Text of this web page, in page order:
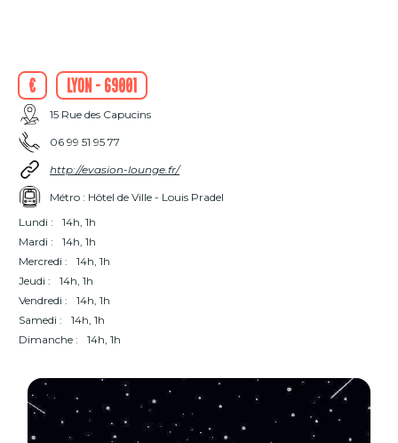
€ Lyon - 69001
15 Rue des Capucins
06 99 51 95 77
http://evasion-lounge.fr/
Métro : Hôtel de Ville - Louis Pradel
Lundi :
14h, 1h
Mardi :
14h, 1h
Mercredi :
14h, 1h
Jeudi :
14h, 1h
Vendredi :
14h, 1h
Samedi :
14h, 1h
Dimanche :
14h, 1h